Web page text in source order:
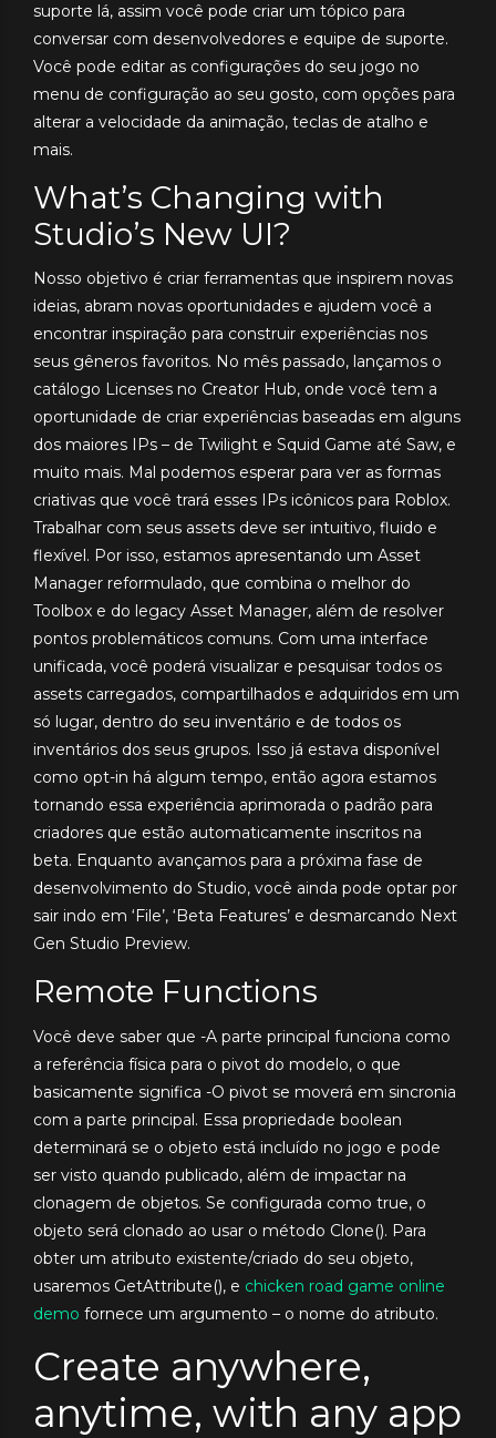
suporte lá, assim você pode criar um tópico para
conversar com desenvolvedores e equipe de suporte.
Você pode editar as configurações do seu jogo no
menu de configuração ao seu gosto, com opções para
alterar a velocidade da animação, teclas de atalho e
mais.
What’s Changing with
Studio’s New UI?
Nosso objetivo é criar ferramentas que inspirem novas
ideias, abram novas oportunidades e ajudem você a
encontrar inspiração para construir experiências nos
seus gêneros favoritos. No mês passado, lançamos o
catálogo Licenses no Creator Hub, onde você tem a
oportunidade de criar experiências baseadas em alguns
dos maiores IPs – de Twilight e Squid Game até Saw, e
muito mais. Mal podemos esperar para ver as formas
criativas que você trará esses IPs icônicos para Roblox.
Trabalhar com seus assets deve ser intuitivo, fluido e
flexível. Por isso, estamos apresentando um Asset
Manager reformulado, que combina o melhor do
Toolbox e do legacy Asset Manager, além de resolver
pontos problemáticos comuns. Com uma interface
unificada, você poderá visualizar e pesquisar todos os
assets carregados, compartilhados e adquiridos em um
só lugar, dentro do seu inventário e de todos os
inventários dos seus grupos. Isso já estava disponível
como opt-in há algum tempo, então agora estamos
tornando essa experiência aprimorada o padrão para
criadores que estão automaticamente inscritos na
beta. Enquanto avançamos para a próxima fase de
desenvolvimento do Studio, você ainda pode optar por
sair indo em ‘File’, ‘Beta Features’ e desmarcando Next
Gen Studio Preview.
Remote Functions
Você deve saber que -A parte principal funciona como
a referência física para o pivot do modelo, o que
basicamente significa -O pivot se moverá em sincronia
com a parte principal. Essa propriedade boolean
determinará se o objeto está incluído no jogo e pode
ser visto quando publicado, além de impactar na
clonagem de objetos. Se configurada como true, o
objeto será clonado ao usar o método Clone(). Para
obter um atributo existente/criado do seu objeto,
usaremos GetAttribute(), e chicken road game online
demo fornece um argumento – o nome do atributo.
Create anywhere,
anytime, with any app